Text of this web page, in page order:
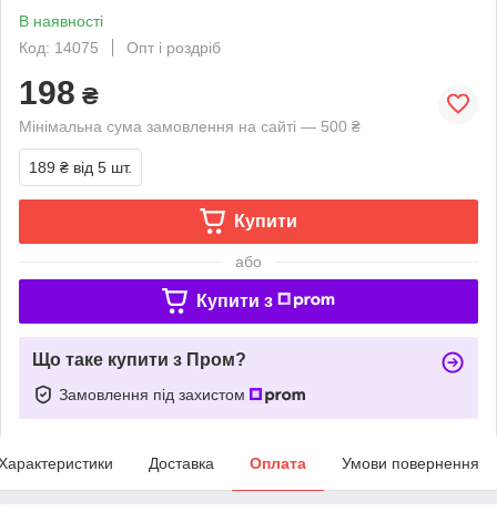
В наявності
Код: 14075
Опт і роздріб
198 ₴
Мінімальна сума замовлення на сайті — 500 ₴
189 ₴ від 5 шт.
Купити
або
Купити з
Що таке купити з Пром?
Замовлення під захистом
Доставка Оплата Умови повернення